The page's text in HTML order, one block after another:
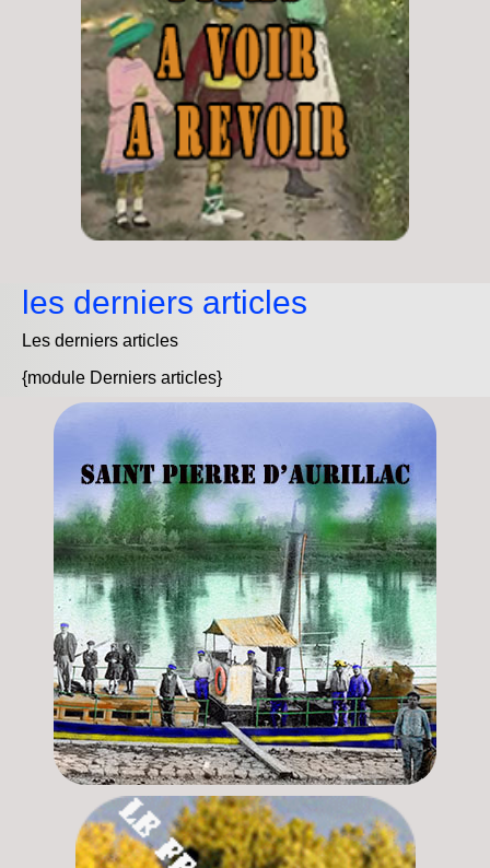
les derniers articles
Les derniers articles
{module Derniers articles}